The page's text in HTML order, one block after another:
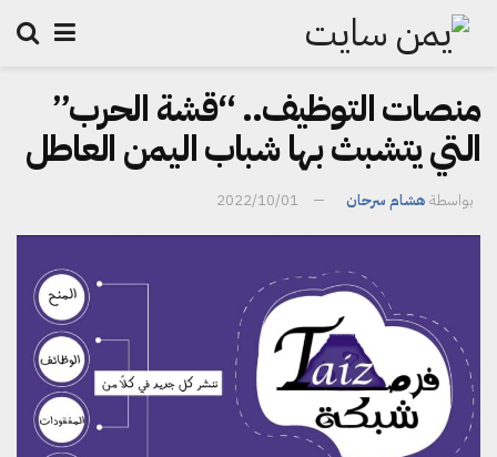
منصات التوظيف.. “قشة الحرب”
التي يتشبث بها شباب اليمن العاطل
بواسطة هشام سرحان 2022/10/01